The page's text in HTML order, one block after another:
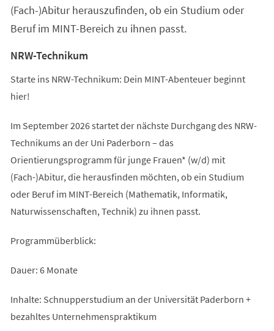
(Fach-)Abitur herauszufinden, ob ein Studium oder
Beruf im MINT-Bereich zu ihnen passt.
NRW-Technikum
Starte ins NRW-Technikum: Dein MINT-Abenteuer beginnt
hier!
Im September 2026 startet der nächste Durchgang des NRW-
Technikums an der Uni Paderborn – das
Orientierungsprogramm für junge Frauen* (w/d) mit
(Fach-)Abitur, die herausfinden möchten, ob ein Studium
oder Beruf im MINT-Bereich (Mathematik, Informatik,
Naturwissenschaften, Technik) zu ihnen passt.
Programmüberblick:
Dauer: 6 Monate
Inhalte: Schnupperstudium an der Universität Paderborn +
bezahltes Unternehmenspraktikum